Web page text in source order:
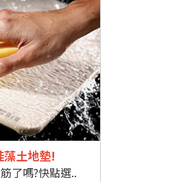
藻土地墊!
了嗎?快點選..